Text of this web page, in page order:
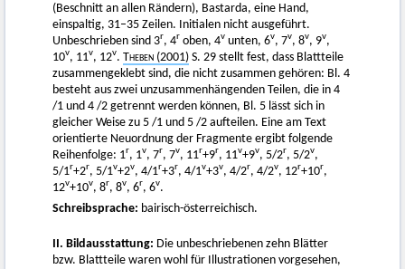
(Beschnitt an allen Rändern), Bastarda, eine Hand,
einspaltig, 31–35 Zeilen. Initialen nicht ausgeführt.
Unbeschrieben sind 3r, 4r oben, 4v unten, 6v, 7v, 8v, 9v,
10v, 11v, 12v. Theben (2001) S. 29 stellt fest, dass Blattteile
zusammengeklebt sind, die nicht zusammen gehören: Bl. 4
besteht aus zwei unzusammenhängenden Teilen, die in 4
/1 und 4 /2 getrennt werden können, Bl. 5 lässt sich in
gleicher Weise zu 5 /1 und 5 /2 aufteilen. Eine am Text
orientierte Neuordnung der Fragmente ergibt folgende
Reihenfolge: 1r, 1v, 7r, 7v, 11r+9r, 11v+9v, 5/2r, 5/2v,
5/1r+2r, 5/1v+2v, 4/1r+3r, 4/1v+3v, 4/2r, 4/2v, 12r+10r,
12v+10v, 8r, 8v, 6r, 6v.
Schreibsprache: bairisch-österreichisch.
II. Bildausstattung: Die unbeschriebenen zehn Blätter
bzw. Blattteile waren wohl für Illustrationen vorgesehen,